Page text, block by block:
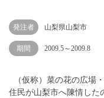
発注者 山梨県山梨市
期間 2009.5～2009.8
（仮称）菜の花の広場
住民が山梨市へ陳情した